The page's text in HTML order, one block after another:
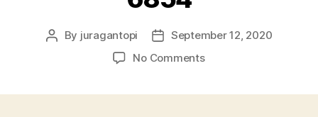
Post
By juragantopi
PostSeptember 12, 2020
No Commentson